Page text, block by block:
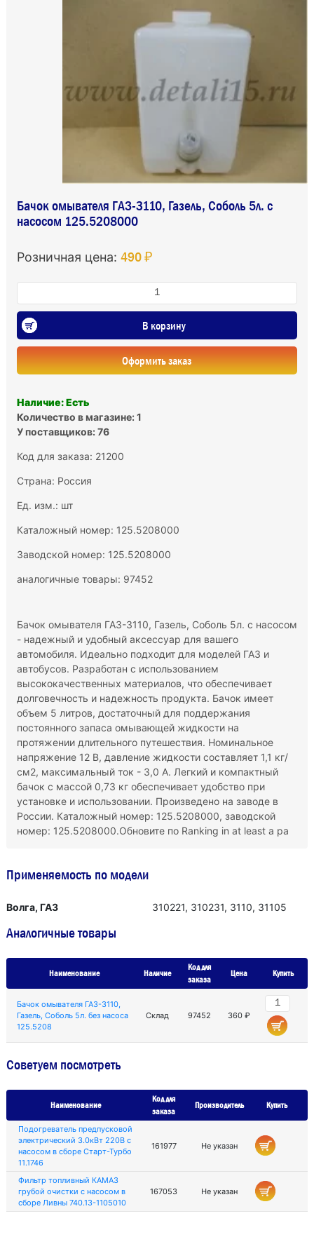
Бачок омывателя ГАЗ-3110, Газель, Соболь 5л. с
насосом 125.5208000
Розничная цена: 490 ₽
В корзину
Оформить заказ
Наличие: Есть
Количество в магазине: 1
У поставщиков: 76
Код для заказа: 21200
Страна: Россия
Ед. изм.: шт
Каталожный номер: 125.5208000
Заводской номер: 125.5208000
аналогичные товары: 97452
Бачок омывателя ГАЗ-3110, Газель, Соболь 5л. с насосом
- надежный и удобный аксессуар для вашего
автомобиля. Идеально подходит для моделей ГАЗ и
автобусов. Разработан с использованием
высококачественных материалов, что обеспечивает
долговечность и надежность продукта. Бачок имеет
объем 5 литров, достаточный для поддержания
постоянного запаса омывающей жидкости на
протяжении длительного путешествия. Номинальное
напряжение 12 В, давление жидкости составляет 1,1 кг/
см2, максимальный ток - 3,0 А. Легкий и компактный
бачок с массой 0,73 кг обеспечивает удобство при
установке и использовании. Произведено на заводе в
России. Каталожный номер: 125.5208000, заводской
номер: 125.5208000.Обновите по Ranking in at least a pa
Применяемость по модели
Волга, ГАЗ 310221, 310231, 3110, 31105
Аналогичные товары
Наименование Наличие
Код для
заказа
Цена Купить
Бачок омывателя ГАЗ-3110,
Газель, Соболь 5л. без насоса
125.5208
Склад 97452 360 ₽
Советуем посмотреть
Наименование
Код для
заказа
Производитель Купить
Подогреватель предпусковой
электрический 3.0кВт 220В с
насосом в сборе Старт-Турбо
11.1746
161977 Не указан
Фильтр топливный КАМАЗ
грубой очистки с насосом в
сборе Ливны 740.13-1105010
167053 Не указан